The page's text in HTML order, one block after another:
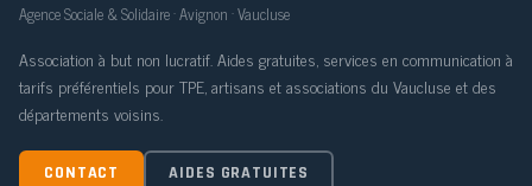
Agence Sociale & Solidaire · Avignon · Vaucluse
Association à but non lucratif. Aides gratuites, services en communication à
tarifs préférentiels pour TPE, artisans et associations du Vaucluse et des
départements voisins.
CONTACT AIDES GRATUITES